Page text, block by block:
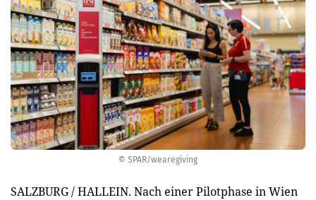
© SPAR/wearegiving
SALZBURG / HALLEIN. Nach einer Pilotphase in Wien